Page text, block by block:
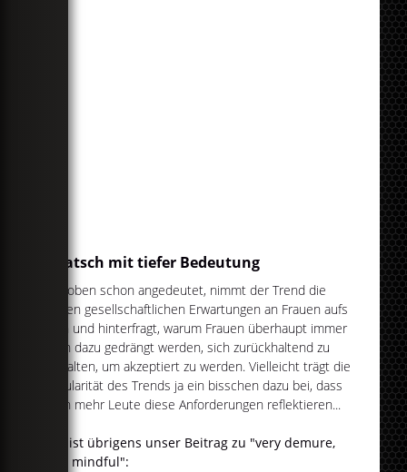
Quatsch mit tiefer Bedeutung
Wie oben schon angedeutet, nimmt der Trend die
rigiden gesellschaftlichen Erwartungen an Frauen aufs
Korn und hinterfragt, warum Frauen überhaupt immer
noch dazu gedrängt werden, sich zurückhaltend zu
verhalten, um akzeptiert zu werden. Vielleicht trägt die
Popularität des Trends ja ein bisschen dazu bei, dass
noch mehr Leute diese Anforderungen reflektieren...
Das ist übrigens unser Beitrag zu "very demure,
very mindful":